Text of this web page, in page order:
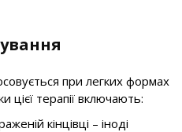
при легких формах
терапії включають:
кінцівці – іноді